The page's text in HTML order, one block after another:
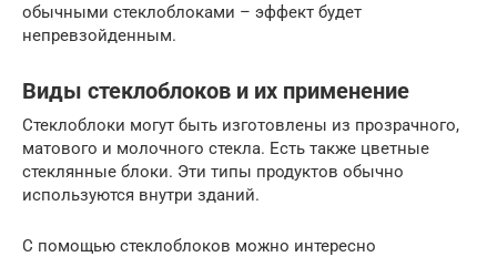
обычными стеклоблоками – эффект будет
непревзойденным.
Виды стеклоблоков и их применение
Стеклоблоки могут быть изготовлены из прозрачного,
матового и молочного стекла. Есть также цветные
стеклянные блоки. Эти типы продуктов обычно
используются внутри зданий.
С помощью стеклоблоков можно интересно